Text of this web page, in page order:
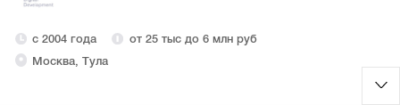
с 2004 года
от 25 тыс до 6 млн руб
Москва, Тула